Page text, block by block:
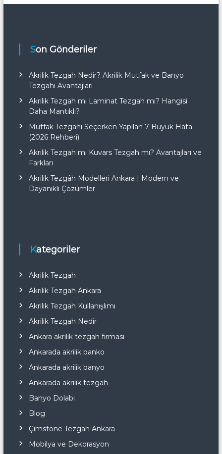
Son Gönderiler
Akrilik Tezgah Nedir? Akrilik Mutfak ve Banyo
Tezgahı Avantajları
Akrilik Tezgah mı Laminat Tezgah mı? Hangisi
Daha Mantıklı?
Mutfak Tezgahı Seçerken Yapılan 7 Büyük Hata
(2026 Rehberi)
Akrilik Tezgah mı Kuvars Tezgah mı? Avantajları ve
Farkları
Akrilik Tezgâh Modelleri Ankara | Modern ve
Dayanıklı Çözümler
Kategoriler
Akrilik Tezgah
Akrilik Tezgah Ankara
Akrilik Tezgah Kullanışlımı
Akrilik Tezgah Nedir
Ankara akrilik tezgah firması
Ankarada akrilik banko
Ankarada akrilik banyo
Ankarada akrilik tezgah
Banyo Dolabı
Blog
Çimstone Tezgah Ankara
Mobilya ve Dekorasyon